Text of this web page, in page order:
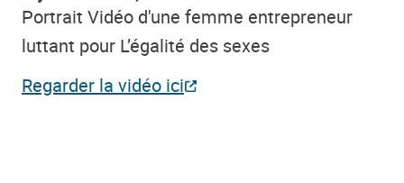
Portrait Vidéo d'une femme entrepreneur
luttant pour L’égalité des sexes
Regarder la vidéo ici